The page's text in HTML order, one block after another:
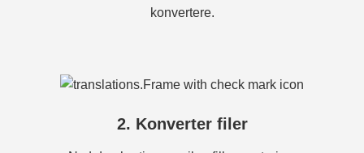
konvertere.
2. Konverter filer